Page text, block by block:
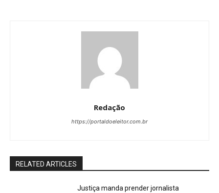
Redação
https://portaldoeleitor.com.br
RELATED ARTICLES
Justiça manda prender jornalista